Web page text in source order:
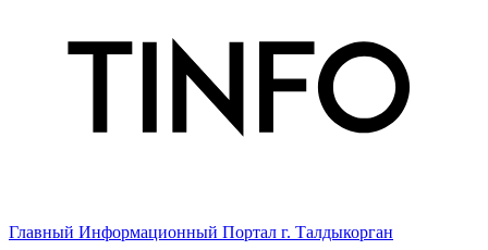
Главный Информационный Портал г. Талдыкорган